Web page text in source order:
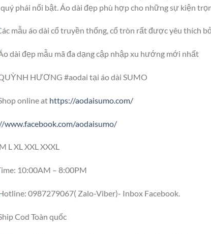
phái nổi bật. Áo dài đẹp phù hợp cho những sự kiện
mẫu áo dài cổ truyền thống, cổ tròn rất được yêu thích
dài đẹp mẫu mã đa dạng cập nhập xu hướng mới nhất
HƯƠNG #aodai tại áo dài SUMO
online at https://aodaisumo.com/
www.facebook.com/aodaisumo/
L XL XXL XXXL
10:00AM – 8:00PM
0987279067( Zalo-Viber)- Inbox Facebook.
Cod Toàn quốc